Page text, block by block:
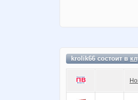
krolik66 состоит в